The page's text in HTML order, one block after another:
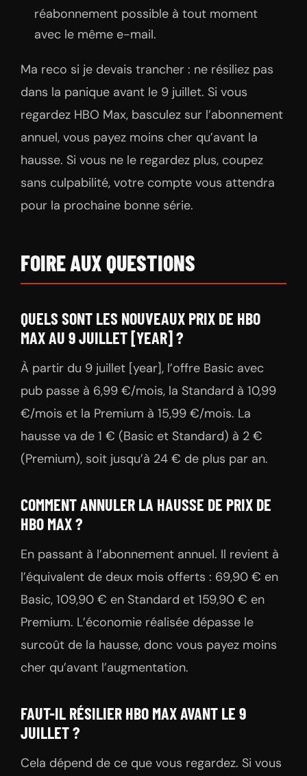
réabonnement possible à tout moment
avec le même e-mail.
Ma reco si je devais trancher : ne résiliez pas
dans la panique avant le 9 juillet. Si vous
regardez HBO Max, basculez sur l’abonnement
annuel, vous payez moins cher qu’avant la
hausse. Si vous ne le regardez plus, coupez
sans culpabilité, votre compte vous attendra
pour la prochaine bonne série.
FOIRE AUX QUESTIONS
QUELS SONT LES NOUVEAUX PRIX DE HBO
MAX AU 9 JUILLET [YEAR] ?
À partir du 9 juillet [year], l’offre Basic avec
pub passe à 6,99 €/mois, la Standard à 10,99
€/mois et la Premium à 15,99 €/mois. La
hausse va de 1 € (Basic et Standard) à 2 €
(Premium), soit jusqu’à 24 € de plus par an.
COMMENT ANNULER LA HAUSSE DE PRIX DE
HBO MAX ?
En passant à l’abonnement annuel. Il revient à
l’équivalent de deux mois offerts : 69,90 € en
Basic, 109,90 € en Standard et 159,90 € en
Premium. L’économie réalisée dépasse le
surcoût de la hausse, donc vous payez moins
cher qu’avant l’augmentation.
FAUT-IL RÉSILIER HBO MAX AVANT LE 9
JUILLET ?
Cela dépend de ce que vous regardez. Si vous